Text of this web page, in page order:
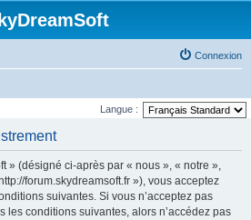
Connexion
Langue :
» (désigné ci-après par « nous », « notre »,
forum.skydreamsoft.fr »), vous acceptez
suivantes. Si vous n’acceptez pas
les conditions suivantes, alors n’accédez pas